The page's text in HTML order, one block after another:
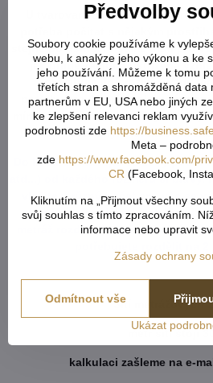
U tvarovaných záclon čí
stejné po ušití a to samé platí pro
jak přijde záclona ustřižená
potřebuje jiný rozměr. Vždy
potřebujete. Metráž nelze vrátit
míru zákazníka. Doporučejeme
Vám chybělo. Záložka
Do košíku vkládejte celkový počet v
atd...) od každého rozměru či barvy.
vložíte x různý počet cm, vše se
rámečku - Rozdělení metráže -
metráž rozdělit ( např. objednáte
Šití metrážových
metr šití stojí
kalkulaci zašleme na e-
Předvolby
Soubory cookie používáme k
webu, k analýze jeho výkonu a ke
jeho používání. Můžeme k tomu
třetích stran a shromážděná data
partnerům v EU, USA nebo jiných
ke zlepšení relevanci reklam
podrobnosti zde https://
Meta –
zde https://www.facebook.com/
CR (Facebook,
Kliknutím na „Přijmout všechny
svůj souhlas s tímto zpracováním.
informace nebo upravit
Zásady ochrany
Ukázat
Odmítnout vše